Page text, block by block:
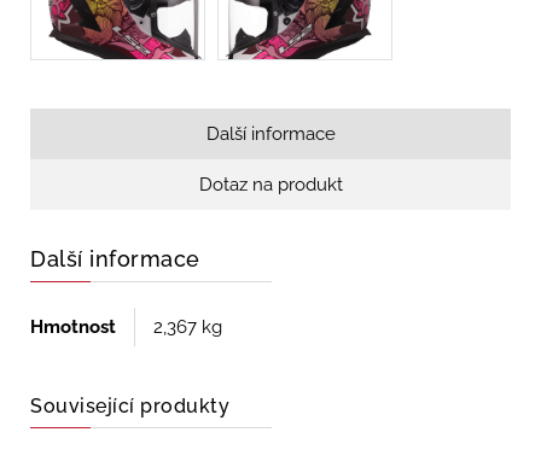
Další informace
Dotaz na produkt
Další informace
Hmotnost 2,367 kg
Související produkty